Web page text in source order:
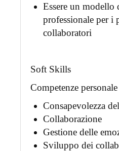
Essere un modello
professionale per i
collaboratori
Soft Skills
Competenze
Consapevolezza
Collaborazione
Gestione delle
Sviluppo dei